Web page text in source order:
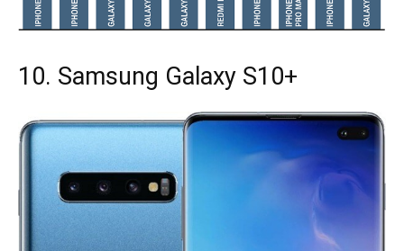
10. Samsung Galaxy S10+